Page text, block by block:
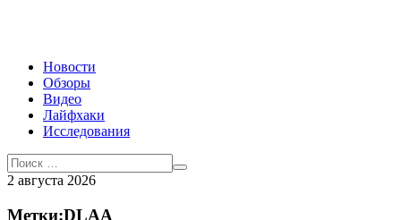
Новости
Обзоры
Видео
Лайфхаки
Исследования
2 августа 2026
Метки:DLAA